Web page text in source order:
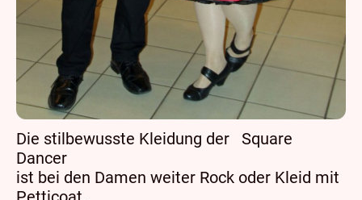
Die stilbewusste Kleidung der Square
Dancer
ist bei den Damen weiter Rock oder Kleid mit